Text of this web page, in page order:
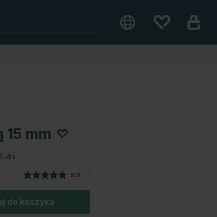
mm
dni
Średnia ocena:
5.0
do koszyka